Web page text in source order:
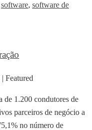
software, software de
| Featured
de 1.200 condutores de
parceiros de negócio a
no número de